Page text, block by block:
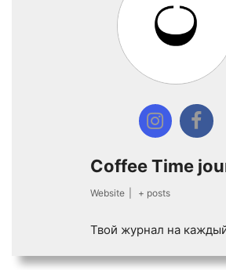
Coffee Time
Website + posts
Твой журнал на